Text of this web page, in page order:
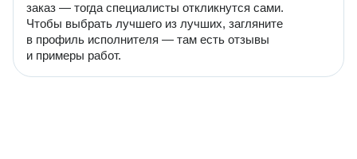
заказ — тогда специалисты откликнутся сами.
Чтобы выбрать лучшего из лучших, загляните
в профиль исполнителя — там есть отзывы
и примеры работ.